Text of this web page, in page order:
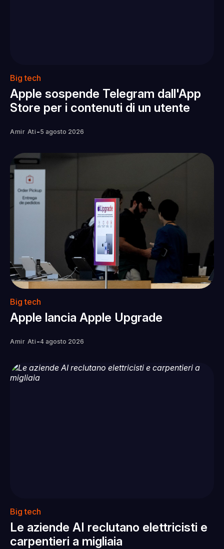
Big tech
Apple sospende Telegram dall'App
Store per i contenuti di un utente
Amir Ati -5 agosto 2026
Big tech
Apple lancia Apple Upgrade
Amir Ati -4 agosto 2026
Big tech
Le aziende AI reclutano elettricisti e
carpentieri a migliaia